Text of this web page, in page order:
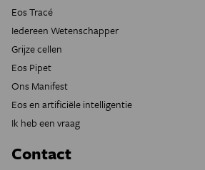
Eos Tracé
Iedereen Wetenschapper
Grijze cellen
Eos Pipet
Ons Manifest
Eos en artificiële intelligentie
Ik heb een vraag
Contact